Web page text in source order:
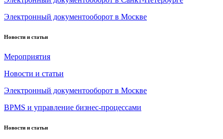
Электронный документооборот в Москве
Новости и статьи
Мероприятия
Новости и статьи
Электронный документооборот в Москве
BPMS и управление бизнес-процессами
Новости и статьи